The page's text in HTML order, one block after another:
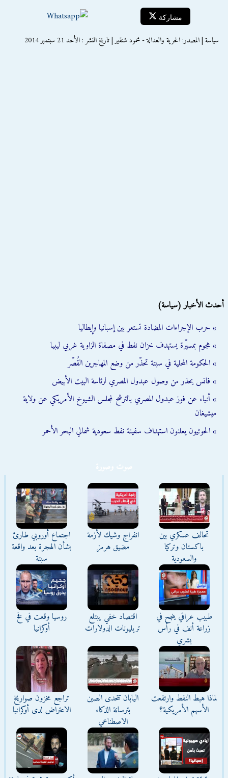
مشاركة
سياسة | المصدر: الحرية والعدالة - محمود شنقير | تاريخ النشر : الأحد 21 سبتمبر 2014
أحدث الأخبار (سياسة)
» حرب الإجراءات المضادة تستعر بين إسبانيا وإيطاليا
» هجوم بمسيّرة يستهدف خزان نفط في مصفاة الزاوية غربي ليبيا
» الحكومة المحلية في سبتة تحذّر من وضع المهاجرين القُصّر
» فانس يحذر من وصول عبدول المصري لرئاسة البيت الأبيض
» أنباء عن فوز عبدول المصري بالترشح لمجلس الشيوخ الأمريكي عن ولاية
ميشيغان
» الحوثيون يعلنون استهداف سفينة نفط سعودية شمالي البحر الأحمر
تحالف عسكري بين
باكستان وتركيا
والسعودية
انفراج وشيك لأزمة
مضيق هرمز
اجتماع أوروبي طارئ
بشأن الهجرة بعد واقعة
سبتة
طبيب عراقي ينجح في
زراعة أنف في رأس
بشري
اقتصاد خفي يبتلع
تريليونات الدولارات
روسيا وقعت في فخ
أوكرانيا
لماذا هبط النفط وارتفعت
الأسهم الأمريكية؟
اليابان تتحدى الصين
بترسانة الذكاء
الاصطناعي
تراجع مخزون صواريخ
الاعتراض لدى أوكرانيا